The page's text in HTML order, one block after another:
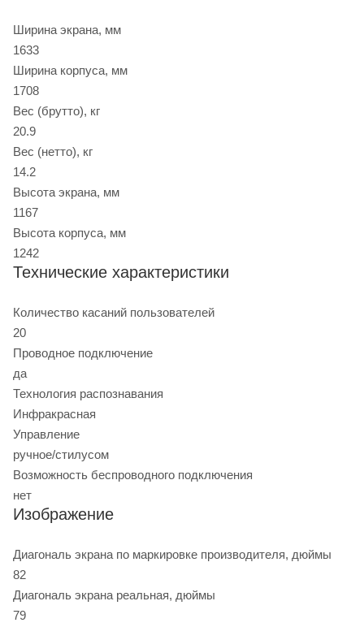
Ширина экрана, мм
1633
Ширина корпуса, мм
1708
Вес (брутто), кг
20.9
Вес (нетто), кг
14.2
Высота экрана, мм
1167
Высота корпуса, мм
1242
Технические характеристики
Количество касаний пользователей
20
Проводное подключение
да
Технология распознавания
Инфракрасная
Управление
ручное/стилусом
Возможность беспроводного подключения
нет
Изображение
Диагональ экрана по маркировке производителя, дюймы
82
Диагональ экрана реальная, дюймы
79